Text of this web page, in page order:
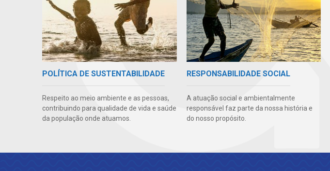
POLÍTICA DE SUSTENTABILIDADE
Respeito ao meio ambiente e as pessoas,
contribuindo para qualidade de vida e saúde
da população onde atuamos.
RESPONSABILIDADE SOCIAL
A atuação social e ambientalmente
responsável faz parte da nossa história e
do nosso propósito.